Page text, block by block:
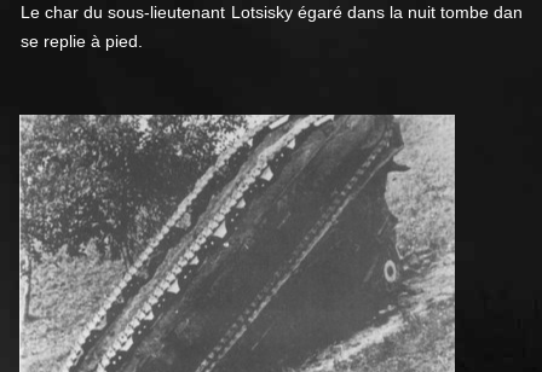
Le char du sous-lieutenant Lotsisky égaré dans la nuit tombe
se replie à pied.